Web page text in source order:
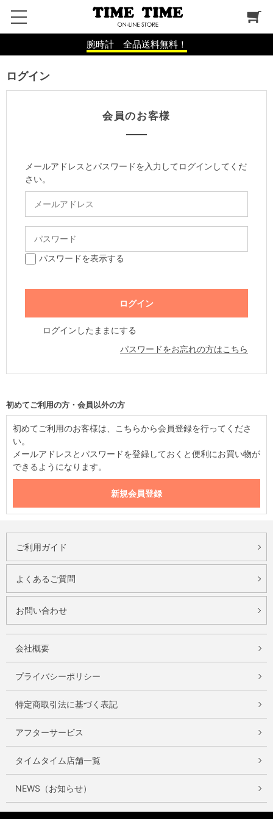
腕時計 全品送料無料！
ログイン
会員のお客様
メールアドレスとパスワードを入力してログインしてくだ
さい。
パスワードを表示する
ログインしたままにする
パスワードをお忘れの方はこちら
初めてご利用の方・会員以外の方
初めてご利用のお客様は、こちらから会員登録を行ってくださ
い。
メールアドレスとパスワードを登録しておくと便利にお買い物が
できるようになります。
ご利用ガイド
よくあるご質問
お問い合わせ
会社概要
プライバシーポリシー
特定商取引法に基づく表記
アフターサービス
タイムタイム店舗一覧
NEWS（お知らせ）